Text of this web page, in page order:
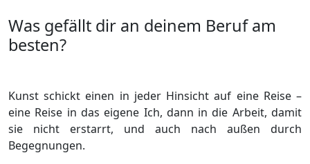
Was gefällt dir an deinem Beruf am
besten?
Kunst schickt einen in jeder Hinsicht auf eine Reise –
eine Reise in das eigene Ich, dann in die Arbeit, damit
sie nicht erstarrt, und auch nach außen durch
Begegnungen.